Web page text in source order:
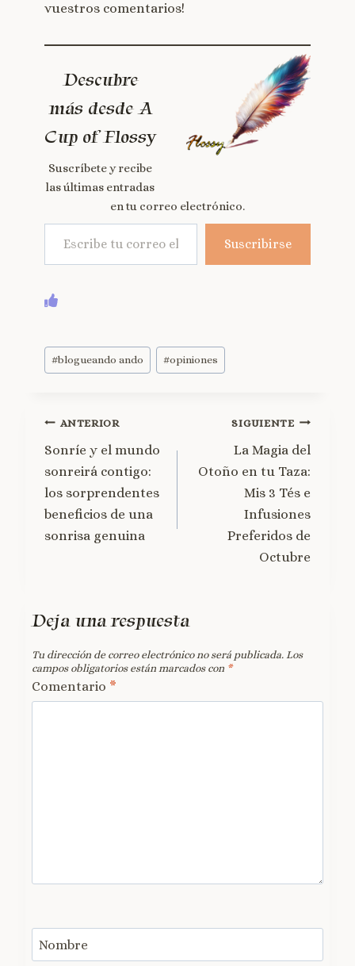
vuestros comentarios!
Descubre
más desde A
Cup of Flossy
Suscríbete y recibe
las últimas entradas
en tu correo electrónico.
Suscribirse
#blogueando ando #opiniones
ANTERIOR
Sonríe y el mundo
sonreirá contigo:
los sorprendentes
beneficios de una
sonrisa genuina
SIGUIENTE
La Magia del
Otoño en tu Taza:
Mis 3 Tés e
Infusiones
Preferidos de
Octubre
Deja una respuesta
Tu dirección de correo electrónico no será publicada. Los
campos obligatorios están marcados con *
Comentario *
Nombre